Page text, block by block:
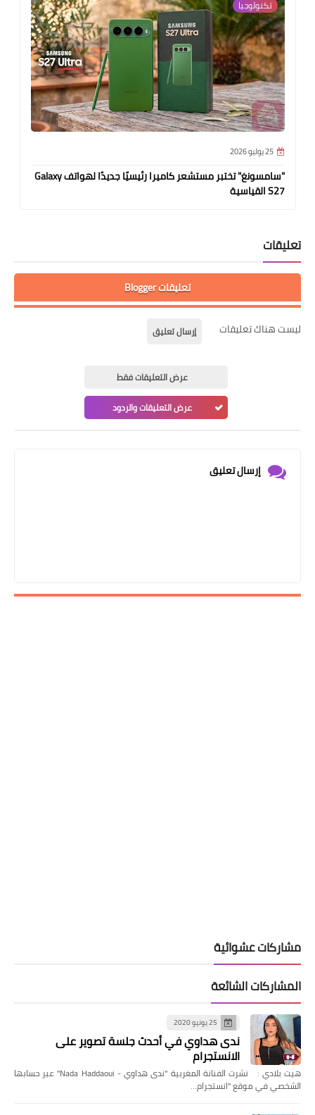
تكنولوجيا
25 يوليو 2026
"سامسونغ" تختبر مستشعر كاميرا رئيسيًا جديدًا لهواتف Galaxy
S27 القياسية
تعليقات
تعليقات Blogger
ليست هناك تعليقات إرسال تعليق
عرض التعليقات فقط
عرض التعليقات والردود
إرسال تعليق
مشاركات عشوائية
المشاركات الشائعة
25 يونيو 2020
ندى هداوي في أحدث جلسة تصوير على
الانستجرام
هيت بلادي : نشرت الفنانة المغربية "ندى هداوي - Nada Haddaoui" عبر حسابها
الشخصي في موقع "انستجرام…